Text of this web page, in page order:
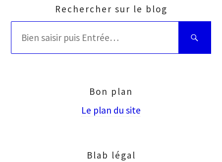
Rechercher sur le blog
Bien
Bon plan
Le plan du site
Blab légal